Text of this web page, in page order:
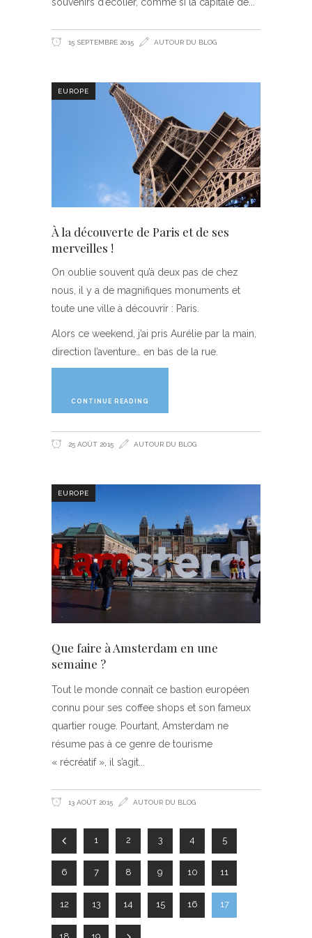
15 SEPTEMBRE 2015 AUTOUR DU BLOG
EUROPE
À la découverte de Paris et de ses
merveilles !
On oublie souvent qu’à deux pas de chez
nous, il y a de magnifiques monuments et
toute une ville à découvrir : Paris.
Alors ce weekend, j’ai pris Aurélie par la main,
direction l’aventure… en bas de la rue.
CONTINUE READING
25 AOÛT 2015 AUTOUR DU BLOG
EUROPE
Que faire à Amsterdam en une
semaine ?
Tout le monde connaît ce bastion européen
connu pour ses coffee shops et son fameux
quartier rouge. Pourtant, Amsterdam ne
résume pas à ce genre de tourisme
« récréatif », il s’agit
13 AOÛT 2015 AUTOUR DU BLOG
1 2 3 4 5
6 7 8 9 10 11
12 13 14 15 16 17